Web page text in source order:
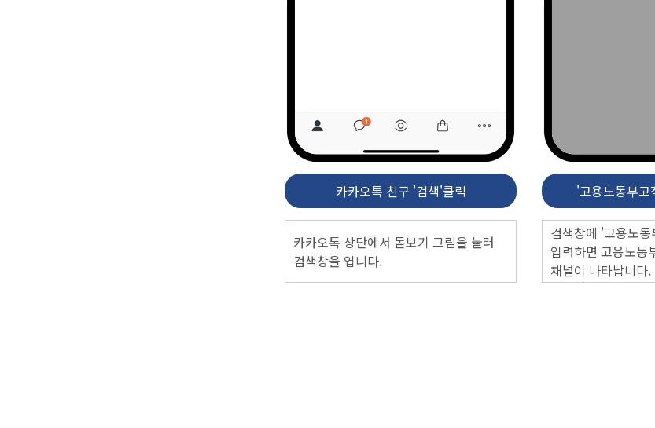
카카오톡 친구 '검색'클릭
카카오톡 상단에서 돋보기 그림을 눌러
검색창을 엽니다.
'고용노동부고
검색창에 '고용노
입력하면 고용노동
채널이 나타납니다.